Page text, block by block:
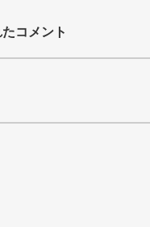
コメント